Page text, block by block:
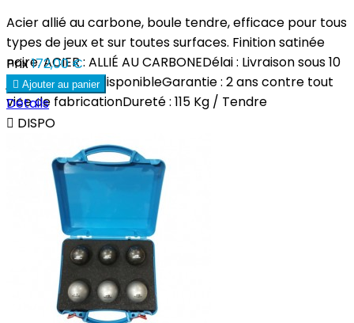
Acier allié au carbone, boule tendre, efficace pour tous
types de jeux et sur toutes surfaces. Finition satinée
noire. ACIER : ALLIÉ AU CARBONEDélai : Livraison sous 10
jours si produit disponibleGarantie : 2 ans contre tout
vice de fabricationDureté : 115 Kg / Tendre
Prix172,00 €
 Ajouter au panier
Détails
 DISPO